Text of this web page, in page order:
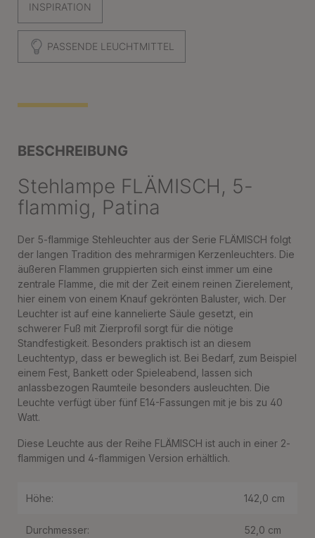
INSPIRATION
PASSENDE LEUCHTMITTEL
BESCHREIBUNG
Stehlampe FLÄMISCH, 5-
flammig, Patina
Der 5-flammige Stehleuchter aus der Serie FLÄMISCH folgt
der langen Tradition des mehrarmigen Kerzenleuchters. Die
äußeren Flammen gruppierten sich einst immer um eine
zentrale Flamme, die mit der Zeit einem reinen Zierelement,
hier einem von einem Knauf gekrönten Baluster, wich. Der
Leuchter ist auf eine kannelierte Säule gesetzt, ein
schwerer Fuß mit Zierprofil sorgt für die nötige
Standfestigkeit. Besonders praktisch ist an diesem
Leuchtentyp, dass er beweglich ist. Bei Bedarf, zum Beispiel
einem Fest, Bankett oder Spieleabend, lassen sich
anlassbezogen Raumteile besonders ausleuchten. Die
Leuchte verfügt über fünf E14-Fassungen mit je bis zu 40
Watt.
Diese Leuchte aus der Reihe FLÄMISCH ist auch in einer 2-
flammigen und 4-flammigen Version erhältlich.
Höhe: 142,0 cm
Durchmesser: 52,0 cm